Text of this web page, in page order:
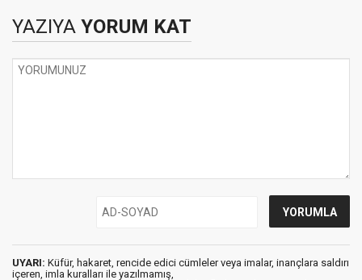
YAZIYA YORUM KAT
UYARI: Küfür, hakaret, rencide edici cümleler veya imalar, inançlara saldırı
içeren, imla kuralları ile yazılmamış,